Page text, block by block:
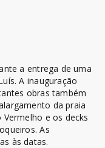
a entrega de uma
A inauguração
obras também
da praia
e os decks
As
às datas.